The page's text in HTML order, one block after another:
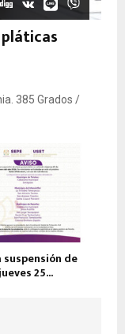
385 Grados /
suspensión de
25...